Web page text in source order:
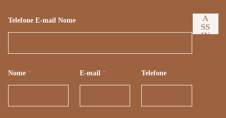
Telefone E-mail Nome
Nome * E-mail * Telefone
A
SS
IN